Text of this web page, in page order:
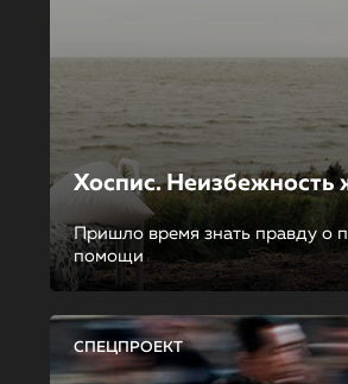
Хоспис. Неизбежность
Пришло время знать правду о
помощи
СПЕЦПРОЕКТ